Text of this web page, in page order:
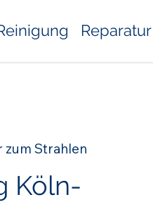
Reparatur
zum Strahlen
Köln-